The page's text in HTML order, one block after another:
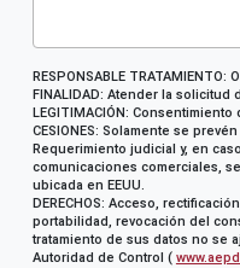
RESPONSABLE TRATAMIENTO:
FINALIDAD: Atender la solicitud
LEGITIMACIÓN:
CESIONES: Solamente se
Requerimiento judicial y, en
comunicaciones comerciales,
ubicada en EEUU.
DERECHOS: Acceso,
portabilidad, revocación del
tratamiento de sus datos no se
Autoridad de Control (